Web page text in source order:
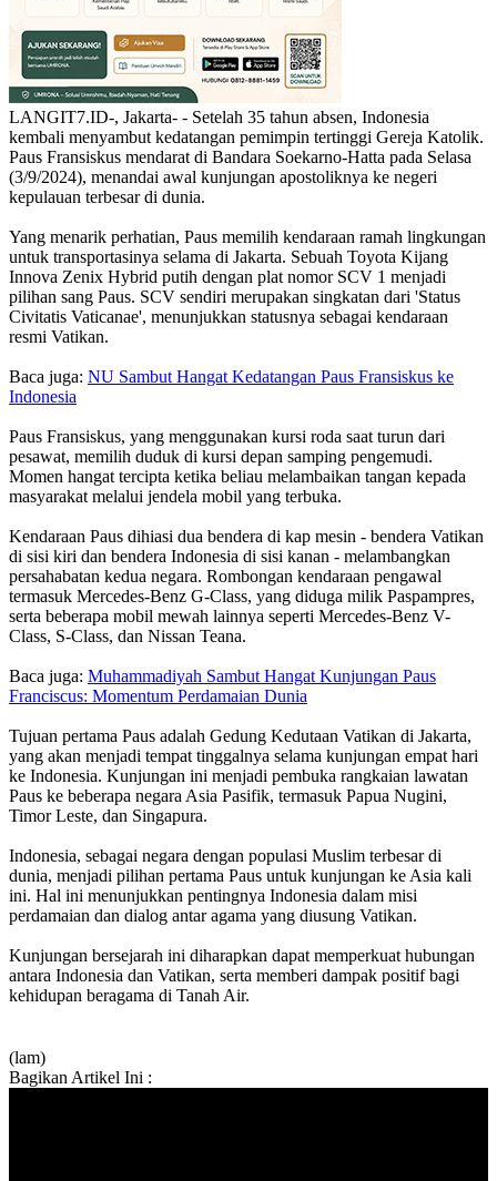
LANGIT7.ID-, Jakarta- - Setelah 35 tahun absen, Indonesia
kembali menyambut kedatangan pemimpin tertinggi Gereja Katolik.
Paus Fransiskus mendarat di Bandara Soekarno-Hatta pada Selasa
(3/9/2024), menandai awal kunjungan apostoliknya ke negeri
kepulauan terbesar di dunia.
Yang menarik perhatian, Paus memilih kendaraan ramah lingkungan
untuk transportasinya selama di Jakarta. Sebuah Toyota Kijang
Innova Zenix Hybrid putih dengan plat nomor SCV 1 menjadi
pilihan sang Paus. SCV sendiri merupakan singkatan dari 'Status
Civitatis Vaticanae', menunjukkan statusnya sebagai kendaraan
resmi Vatikan.
Baca juga: NU Sambut Hangat Kedatangan Paus Fransiskus ke
Indonesia
Paus Fransiskus, yang menggunakan kursi roda saat turun dari
pesawat, memilih duduk di kursi depan samping pengemudi.
Momen hangat tercipta ketika beliau melambaikan tangan kepada
masyarakat melalui jendela mobil yang terbuka.
Kendaraan Paus dihiasi dua bendera di kap mesin - bendera Vatikan
di sisi kiri dan bendera Indonesia di sisi kanan - melambangkan
persahabatan kedua negara. Rombongan kendaraan pengawal
termasuk Mercedes-Benz G-Class, yang diduga milik Paspampres,
serta beberapa mobil mewah lainnya seperti Mercedes-Benz V-
Class, S-Class, dan Nissan Teana.
Baca juga: Muhammadiyah Sambut Hangat Kunjungan Paus
Franciscus: Momentum Perdamaian Dunia
Tujuan pertama Paus adalah Gedung Kedutaan Vatikan di Jakarta,
yang akan menjadi tempat tinggalnya selama kunjungan empat hari
ke Indonesia. Kunjungan ini menjadi pembuka rangkaian lawatan
Paus ke beberapa negara Asia Pasifik, termasuk Papua Nugini,
Timor Leste, dan Singapura.
Indonesia, sebagai negara dengan populasi Muslim terbesar di
dunia, menjadi pilihan pertama Paus untuk kunjungan ke Asia kali
ini. Hal ini menunjukkan pentingnya Indonesia dalam misi
perdamaian dan dialog antar agama yang diusung Vatikan.
Kunjungan bersejarah ini diharapkan dapat memperkuat hubungan
antara Indonesia dan Vatikan, serta memberi dampak positif bagi
kehidupan beragama di Tanah Air.
(lam)
Bagikan Artikel Ini :